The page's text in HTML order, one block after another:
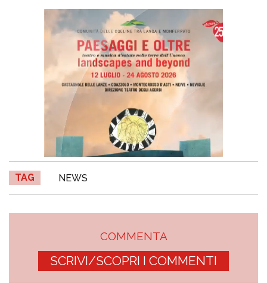
TAG NEWS
COMMENTA
SCRIVI/SCOPRI I COMMENTI